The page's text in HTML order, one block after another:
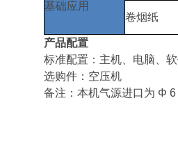
基础应用
卷烟纸
产品配置
标准配置：主机、电脑、
选购件：空压机
备注：本机气源进口为 Φ